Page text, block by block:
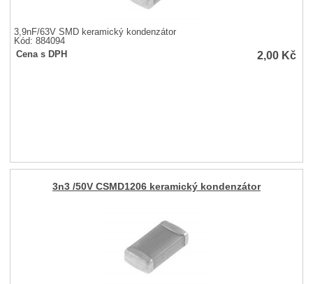
3,9nF/63V SMD keramický kondenzátor
Kód: 884094
Cena s DPH
2,00 Kč
3n3 /50V CSMD1206 keramický kondenzátor